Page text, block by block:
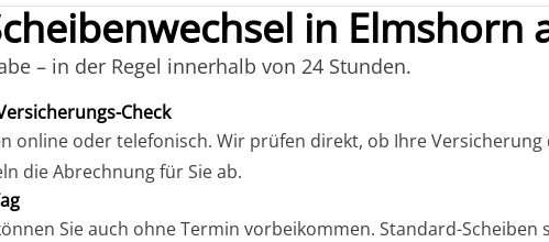
in Elmshorn
– in der Regel innerhalb von 24 Stunden.
Check
online oder telefonisch. Wir prüfen direkt, ob Ihre Versicherung
die Abrechnung für Sie ab.
Sie auch ohne Termin vorbeikommen. Standard-Scheiben